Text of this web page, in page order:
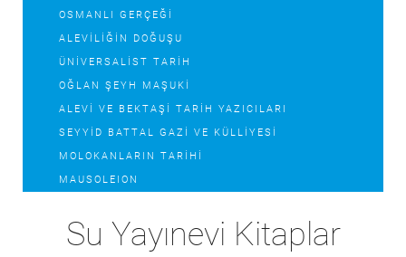
OSMANLI GERÇEĞI
ALEVILIĞIN DOĞUŞU
ÜNIVERSALIST TARIH
OĞLAN ŞEYH MAŞUKI
ALEVI VE BEKTAŞI TARIH YAZICILARI
SEYYID BATTAL GAZI VE KÜLLIYESI
MOLOKANLARIN TARIHI
MAUSOLEION
TEREKEMELER KARAPAPAKLAR
DÜNYA DÜZENINI DEĞIŞTIREN SAVAŞÇILAR VE
Su Yayınevi Kitaplar